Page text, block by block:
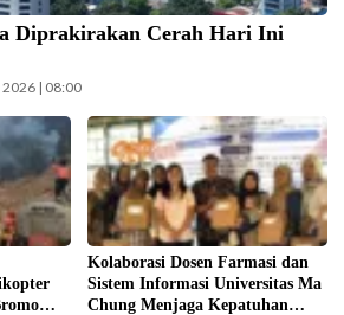
Diprakirakan Cerah Hari Ini
2026 | 08:00
di
Bromo
terus
2026)
Kolaborasi Dosen Farmasi dan
Sistem Informasi Universitas Ma
Chung dalam menjaga kepatuhan
pasien diabetes melalui kegiatan
Pengabdian Masyarakat Dosen.
(Foto: ist)
Kolaborasi Dosen Farmasi dan
Sistem Informasi Universitas Ma
Chung Menjaga Kepatuhan